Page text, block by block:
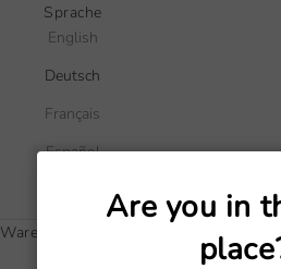
Sprache
English
Deutsch
Français
Español
Warenkorb
Dein Warenkorb
Are you in